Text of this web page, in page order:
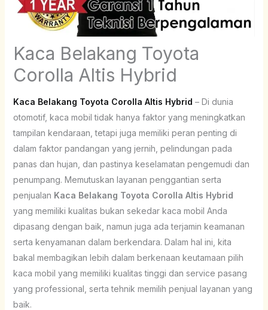
Kaca Belakang Toyota
Corolla Altis Hybrid
Kaca Belakang Toyota Corolla Altis Hybrid – Di dunia
otomotif, kaca mobil tidak hanya faktor yang meningkatkan
tampilan kendaraan, tetapi juga memiliki peran penting di
dalam faktor pandangan yang jernih, pelindungan pada
panas dan hujan, dan pastinya keselamatan pengemudi dan
penumpang. Memutuskan layanan penggantian serta
penjualan Kaca Belakang Toyota Corolla Altis Hybrid
yang memiliki kualitas bukan sekedar kaca mobil Anda
dipasang dengan baik, namun juga ada terjamin keamanan
serta kenyamanan dalam berkendara. Dalam hal ini, kita
bakal membagikan lebih dalam berkenaan keutamaan pilih
kaca mobil yang memiliki kualitas tinggi dan service pasang
yang professional, serta tehnik memilih penjual layanan yang
baik.